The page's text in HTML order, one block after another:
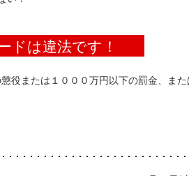
ドは違法です！
役または１０００万円以下の罰金、ま